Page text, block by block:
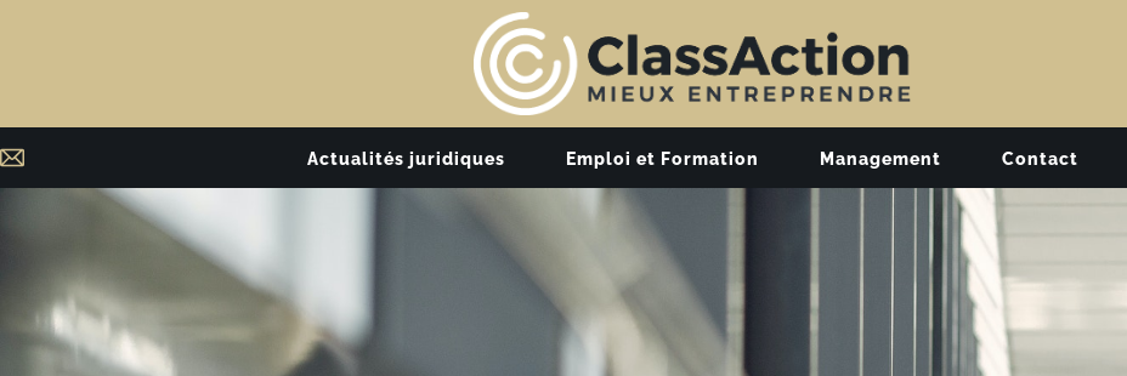
Actualités juridiques Emploi et Formation Management Contact